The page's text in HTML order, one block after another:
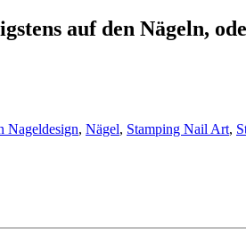
auf den Nägeln,
Nageldesign, Nägel, Stamping Nail Art,